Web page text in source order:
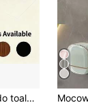
U-kształtny podnóżek do toalety łazienkowej, gruby solidny bambusowy stołek do korekcji pozycji kucania, 3 dostępne kolory